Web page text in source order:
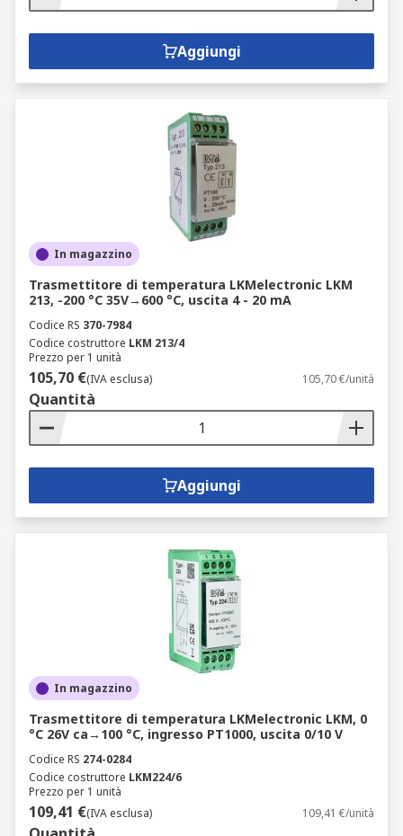
Aggiungi
In magazzino
Trasmettitore di temperatura LKMelectronic LKM
213, -200 °C 35V→600 °C, uscita 4 - 20 mA
Codice RS 370-7984
Codice costruttore LKM 213/4
Prezzo per 1 unità
105,70 €(IVA esclusa) 105,70 €/unità
Quantità
Aggiungi
In magazzino
Trasmettitore di temperatura LKMelectronic LKM, 0
°C 26V ca→100 °C, ingresso PT1000, uscita 0/10 V
Codice RS 274-0284
Codice costruttore LKM224/6
Prezzo per 1 unità
109,41 €(IVA esclusa) 109,41 €/unità